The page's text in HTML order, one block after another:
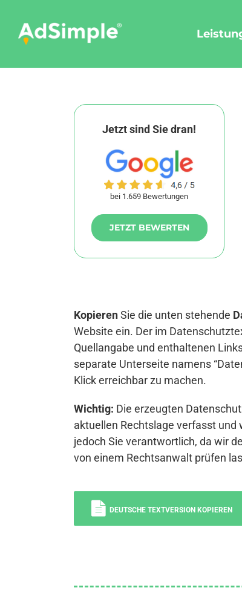
content
Jetzt sind Sie dran!
bei 1.659 Bewertungen
JETZT BEWERTEN
KopierenSie die unten stehende
Website ein. Der im
Quellangabe und enthaltenen
separate Unterseite namens
Klick erreichbar zu machen.
Wichtig: Die erzeugten
aktuellen Rechtslage verfasst
jedoch Sie verantwortlich, da wir
von einem Rechtsanwalt prüfen
DEUTSCHE TEXTVERSION KOPIEREN